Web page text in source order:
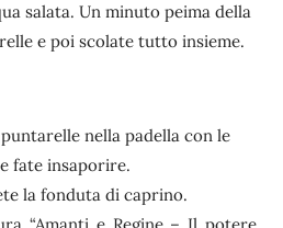
salata. Un minuto peima della
e poi scolate tutto insieme.
nella padella con le
fate insaporire.
la fonduta di caprino.